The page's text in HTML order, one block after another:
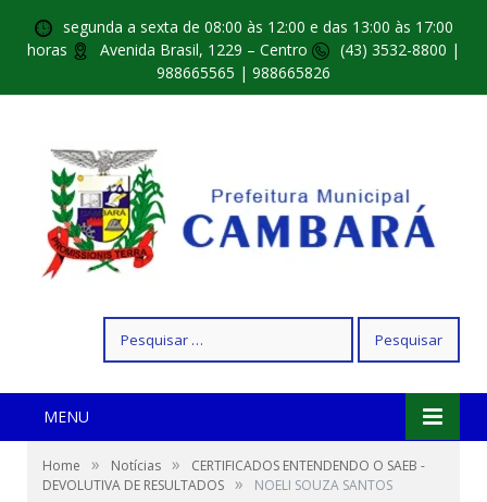
segunda a sexta de 08:00 às 12:00 e das 13:00 às 17:00
horas
Avenida Brasil, 1229 – Centro
(43) 3532-8800 |
988665565 | 988665826
por:
MENU
Home » Notícias »
CERTIFICADOS ENTENDENDO O SAEB -
DEVOLUTIVA DE RESULTADOS » NOELI SOUZA SANTOS